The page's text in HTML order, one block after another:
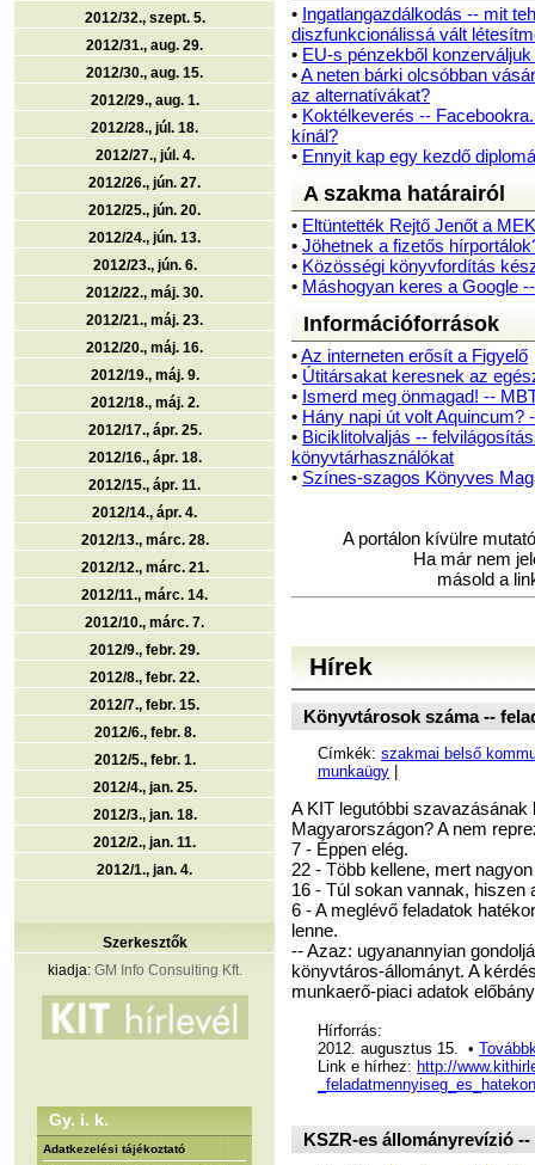
2012/32., szept. 5.
2012/31., aug. 29.
2012/30., aug. 15.
2012/29., aug. 1.
2012/28., júl. 18.
2012/27., júl. 4.
2012/26., jún. 27.
2012/25., jún. 20.
2012/24., jún. 13.
2012/23., jún. 6.
2012/22., máj. 30.
2012/21., máj. 23.
2012/20., máj. 16.
2012/19., máj. 9.
2012/18., máj. 2.
2012/17., ápr. 25.
2012/16., ápr. 18.
2012/15., ápr. 11.
2012/14., ápr. 4.
2012/13., márc. 28.
2012/12., márc. 21.
2012/11., márc. 14.
2012/10., márc. 7.
2012/9., febr. 29.
2012/8., febr. 22.
2012/7., febr. 15.
2012/6., febr. 8.
2012/5., febr. 1.
2012/4., jan. 25.
2012/3., jan. 18.
2012/2., jan. 11.
2012/1., jan. 4.
Szerkesztők
kiadja: GM Info Consulting Kft.
Gy. i. k.
Adatkezelési tájékoztató
• Ingatlangazdálkodás -- mit
diszfunkcionálissá vált
• EU-s pénzekből
•A neten bárki olcsóbban
az alternatívákat?
• Koktélkeverés --
kínál?
• Ennyit kap egy kezdő
A szakma határairól
• Eltüntették Rejtő Jenőt a
• Jöhetnek a fizetős
• Közösségi könyvfordítás
• Máshogyan keres a Google
Információforrások
•Az interneten erősít a Figyelő
• Útitársakat keresnek az
• Ismerd meg önmagad! --
• Hány napi út volt Aquincum?
• Biciklitolvaljás --
könyvtárhasználókat
• Színes-szagos Könyves
A portálon kívülre
Ha már nem
másold a
Hírek
Könyvtárosok száma --
Címkék: szakmai belső
munkaügy
A KIT legutóbbi
Magyarországon? A nem
7 - Éppen elég.
22 - Több kellene, mert
16 - Túl sokan vannak, hiszen
6 - A meglévő feladatok
lenne.
-- Azaz: ugyanannyian
könyvtáros-állományt. A
munkaerő-piaci adatok
Hírforrás:
2012. augusztus 15. •
Link e hírhez: http://
KSZR-es állományrevízió